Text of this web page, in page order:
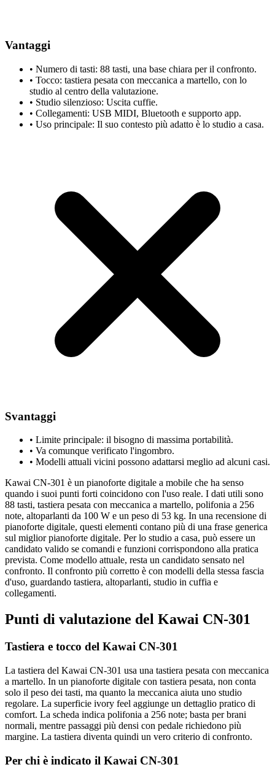
Vantaggi
• Numero di tasti: 88 tasti, una base chiara per il confronto.
• Tocco: tastiera pesata con meccanica a martello, con lo
studio al centro della valutazione.
• Studio silenzioso: Uscita cuffie.
• Collegamenti: USB MIDI, Bluetooth e supporto app.
• Uso principale: Il suo contesto più adatto è lo studio a casa.
Svantaggi
• Limite principale: il bisogno di massima portabilità.
• Va comunque verificato l'ingombro.
• Modelli attuali vicini possono adattarsi meglio ad alcuni casi.
Kawai CN-301 è un pianoforte digitale a mobile che ha senso
quando i suoi punti forti coincidono con l'uso reale. I dati utili sono
88 tasti, tastiera pesata con meccanica a martello, polifonia a 256
note, altoparlanti da 100 W e un peso di 53 kg. In una recensione di
pianoforte digitale, questi elementi contano più di una frase generica
sul miglior pianoforte digitale. Per lo studio a casa, può essere un
candidato valido se comandi e funzioni corrispondono alla pratica
prevista. Come modello attuale, resta un candidato sensato nel
confronto. Il confronto più corretto è con modelli della stessa fascia
d'uso, guardando tastiera, altoparlanti, studio in cuffia e
collegamenti.
Punti di valutazione del Kawai CN-301
Tastiera e tocco del Kawai CN-301
La tastiera del Kawai CN-301 usa una tastiera pesata con meccanica
a martello. In un pianoforte digitale con tastiera pesata, non conta
solo il peso dei tasti, ma quanto la meccanica aiuta uno studio
regolare. La superficie ivory feel aggiunge un dettaglio pratico di
comfort. La scheda indica polifonia a 256 note; basta per brani
normali, mentre passaggi più densi con pedale richiedono più
margine. La tastiera diventa quindi un vero criterio di confronto.
Per chi è indicato il Kawai CN-301